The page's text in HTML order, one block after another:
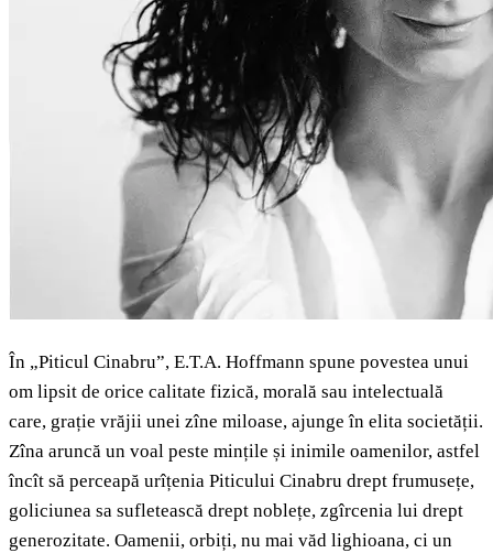
În „Piticul Cinabru”, E.T.A. Hoffmann spune povestea unui
om lipsit de orice calitate fizică, morală sau intelectuală
care, grație vrăjii unei zîne miloase, ajunge în elita societății.
Zîna aruncă un voal peste mințile și inimile oamenilor, astfel
încît să perceapă urîțenia Piticului Cinabru drept frumusețe,
goliciunea sa sufletească drept noblețe, zgîrcenia lui drept
generozitate. Oamenii, orbiți, nu mai văd lighioana, ci un